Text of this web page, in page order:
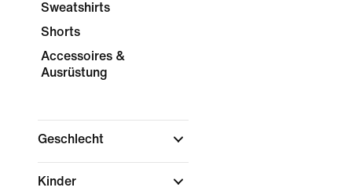
Sweatshirts
Shorts
Accessoires &
Ausrüstung
Geschlecht
Kinder